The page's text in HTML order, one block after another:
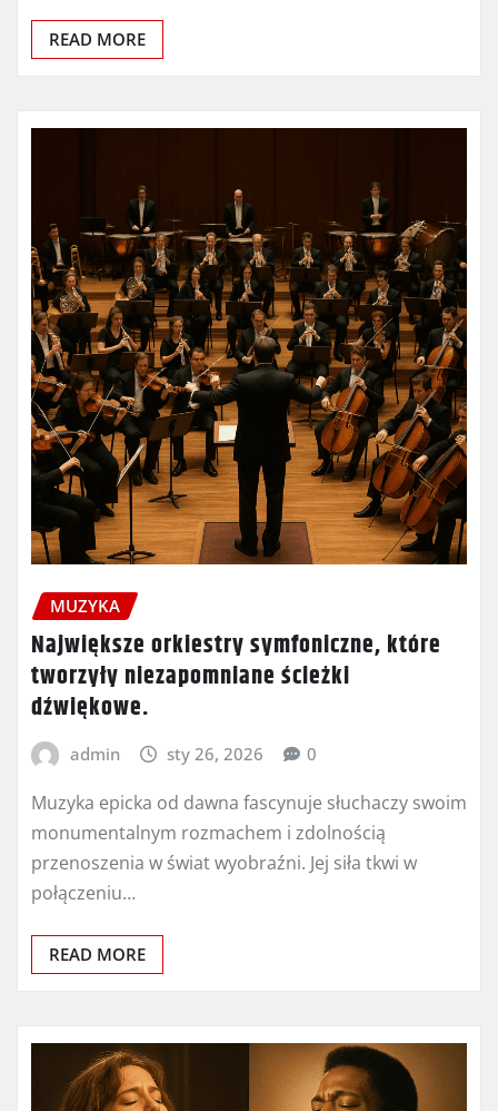
READ MORE
MUZYKA
Największe orkiestry symfoniczne, które
tworzyły niezapomniane ścieżki
dźwiękowe.
admin sty 26, 2026 0
Muzyka epicka od dawna fascynuje słuchaczy swoim
monumentalnym rozmachem i zdolnością
przenoszenia w świat wyobraźni. Jej siła tkwi w
połączeniu…
READ MORE